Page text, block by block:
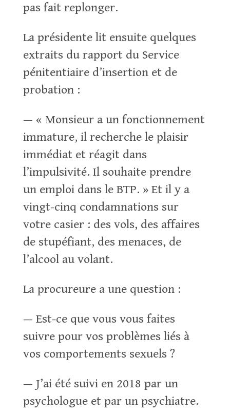
pas fait replonger.
La présidente lit ensuite quelques
extraits du rapport du Service
pénitentiaire d’insertion et de
probation :
— « Monsieur a un fonctionnement
immature, il recherche le plaisir
immédiat et réagit dans
l’impulsivité. Il souhaite prendre
un emploi dans le BTP. » Et il y a
vingt-cinq condamnations sur
votre casier : des vols, des affaires
de stupéfiant, des menaces, de
l’alcool au volant.
La procureure a une question :
— Est-ce que vous vous faites
suivre pour vos problèmes liés à
vos comportements sexuels ?
— J’ai été suivi en 2018 par un
psychologue et par un psychiatre.